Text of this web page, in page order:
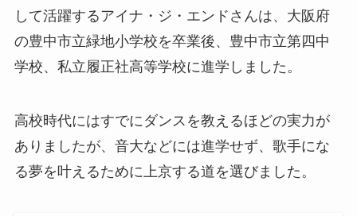
して活躍するアイナ・ジ・エンドさんは、大阪府
の豊中市立緑地小学校を卒業後、豊中市立第四中
学校、私立履正社高等学校に進学しました。
高校時代にはすでにダンスを教えるほどの実力が
ありましたが、音大などには進学せず、歌手にな
る夢を叶えるために上京する道を選びました。